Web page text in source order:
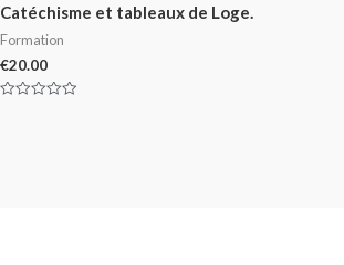
Catéchisme et tableaux de Loge.
Formation
€20.00